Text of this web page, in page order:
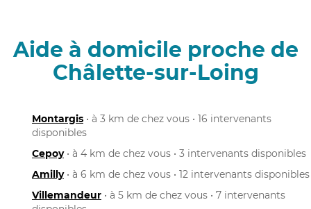
Aide à domicile proche de
Châlette-sur-Loing
Montargis • à 3 km de chez vous • 16 intervenants
disponibles
Cepoy• à 4 km de chez vous • 3 intervenants disponibles
Amilly• à 6 km de chez vous • 12 intervenants disponibles
Villemandeur • à 5 km de chez vous • 7 intervenants